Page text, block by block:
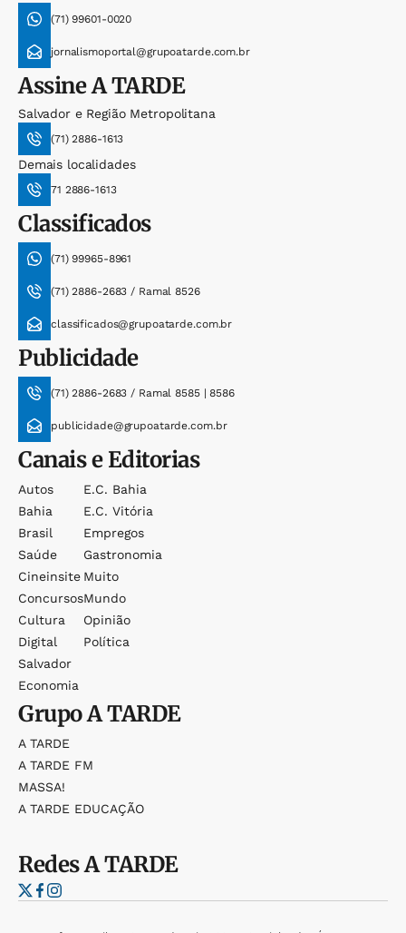
(71) 99601-0020
jornalismoportal@grupoatarde.com.br
AssineA TARDE
Salvador e Região Metropolitana
(71) 2886-1613
Demais localidades
71 2886-1613
Classificados
(71) 99965-8961
(71) 2886-2683 / Ramal 8526
classificados@grupoatarde.com.br
Publicidade
(71) 2886-2683 / Ramal 8585 | 8586
publicidade@grupoatarde.com.br
Canais e Editorias
Autos
Bahia
Brasil
Saúde
Cineinsite
Concursos
Cultura
Digital
Salvador
Economia
E.c. Bahia
E.c. Vitória
Empregos
Gastronomia
Muito
Mundo
Opinião
Política
GrupoA TARDE
A TARDE
A TARDE FM
MASSA!
A TARDE EDUCAÇÃO
RedesA TARDE